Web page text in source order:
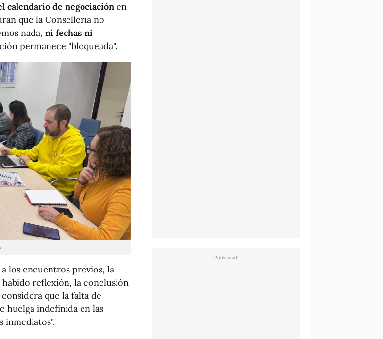
calendario de negociación en
que la Conselleria no
nada, ni fechas ni
permanece "bloqueada".
los encuentros previos, la
habido reflexión, la conclusión
que la falta de
huelga indefinida en las
inmediatos".